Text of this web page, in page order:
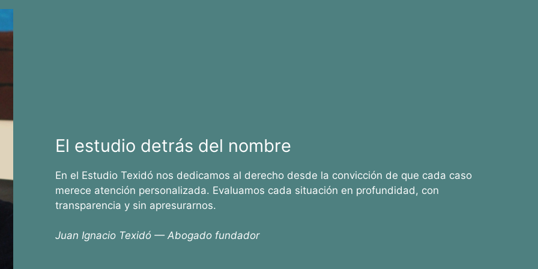
El estudio detrás del nombre
En el Estudio Texidó nos dedicamos al derecho desde la convicción de que cada caso
merece atención personalizada. Evaluamos cada situación en profundidad, con
transparencia y sin apresurarnos.
Juan Ignacio Texidó — Abogado fundador